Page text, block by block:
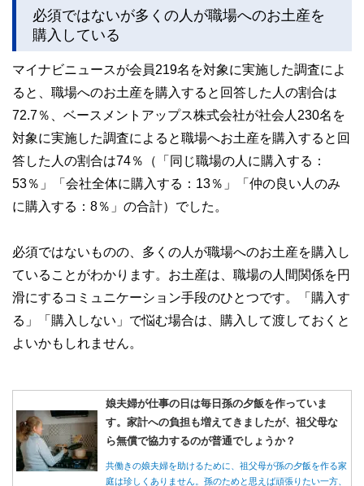
必須ではないが多くの人が職場へのお土産を
購入している
マイナビニュースが会員219名を対象に実施した調査によ
ると、職場へのお土産を購入すると回答した人の割合は
72.7％、ベースメントアップス株式会社が社会人230名を
対象に実施した調査によると職場へお土産を購入すると回
答した人の割合は74％（「同じ職場の人に購入する：
53％」「会社全体に購入する：13％」「仲の良い人のみ
に購入する：8％」の合計）でした。
必須ではないものの、多くの人が職場へのお土産を購入し
ていることがわかります。お土産は、職場の人間関係を円
滑にするコミュニケーション手段のひとつです。「購入す
る」「購入しない」で悩む場合は、購入して渡しておくと
よいかもしれません。
娘夫婦が仕事の日は毎日孫の夕飯を作っていま
す。家計への負担も増えてきましたが、祖父母な
ら無償で協力するのが普通でしょうか？
共働きの娘夫婦を助けるために、祖父母が孫の夕飯を作る家
庭は珍しくありません。孫のためと思えば頑張りたい一方、